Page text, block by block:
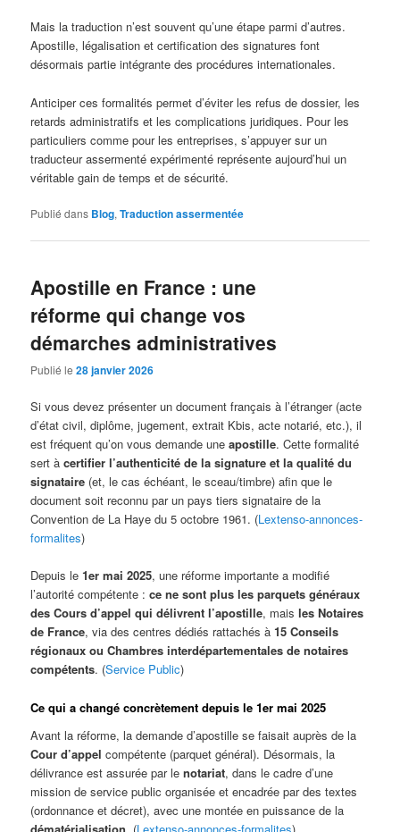
Mais la traduction n’est souvent qu’une étape parmi d’autres.
Apostille, légalisation et certification des signatures font
désormais partie intégrante des procédures internationales.
Anticiper ces formalités permet d’éviter les refus de dossier, les
retards administratifs et les complications juridiques. Pour les
particuliers comme pour les entreprises, s’appuyer sur un
traducteur assermenté expérimenté représente aujourd’hui un
véritable gain de temps et de sécurité.
Publié dans Blog,Traduction assermentée
Apostille en France : une
réforme qui change vos
démarches administratives
Publié le28 janvier 2026
Si vous devez présenter un document français à l’étranger (acte
d’état civil, diplôme, jugement, extrait Kbis, acte notarié, etc.), il
est fréquent qu’on vous demande uneapostille. Cette formalité
sert àcertifier l’authenticité de la signature et la qualité du
signataire (et, le cas échéant, le sceau/timbre) afin que le
document soit reconnu par un pays tiers signataire de la
Convention de La Haye du 5 octobre 1961. (Lextenso-annonces-
formalites)
Depuis le1er mai 2025, une réforme importante a modifié
l’autorité compétente :ce ne sont plus les parquets généraux
des Cours d’appel qui délivrent l’apostille, maisles Notaires
de France, via des centres dédiés rattachés à15 Conseils
régionaux ou Chambres interdépartementales de notaires
compétents. (Service Public)
Ce qui a changé concrètement depuis le 1er mai 2025
Avant la réforme, la demande d’apostille se faisait auprès de la
Cour d’appel compétente (parquet général). Désormais, la
délivrance est assurée par lenotariat, dans le cadre d’une
mission de service public organisée et encadrée par des textes
(ordonnance et décret), avec une montée en puissance de la